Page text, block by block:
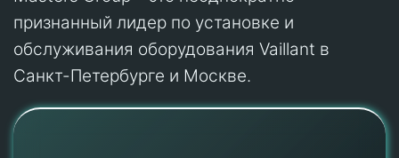
признанный лидер по установке и
обслуживания оборудования Vaillant в
Санкт-Петербурге и Москве.